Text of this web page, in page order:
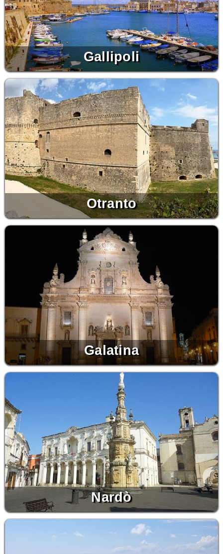
Gallipoli
Otranto
Galatina
Nardò